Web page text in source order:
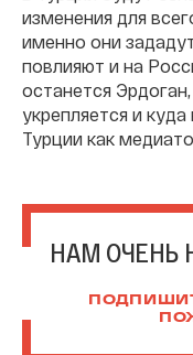
изменения для
именно они
повлияют и на
останется
укрепляется и
Турции как
НАМ